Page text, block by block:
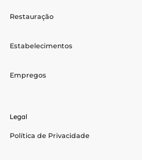
Restauração
Estabelecimentos
Empregos
Legal
Política de Privacidade